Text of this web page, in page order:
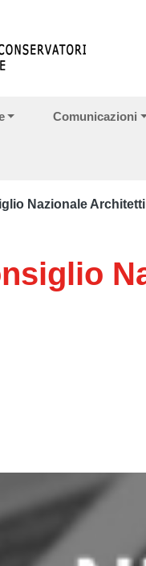
Comunicazioni
Nazionale